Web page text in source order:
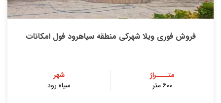
فروش فوری ویلا شهرکی منطقه سیاهرود فول امکانات
متــــراژ
۶۰۰ متر
شهر
سیاه رود